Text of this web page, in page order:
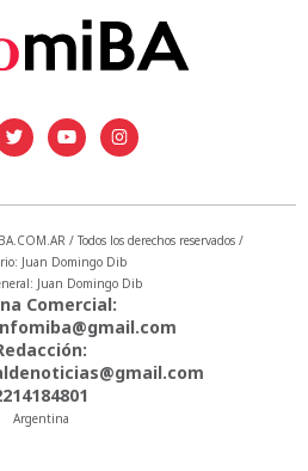
/ Todos los derechos reservados /
Juan Domingo Dib
Juan Domingo Dib
Comercial:
Argentina